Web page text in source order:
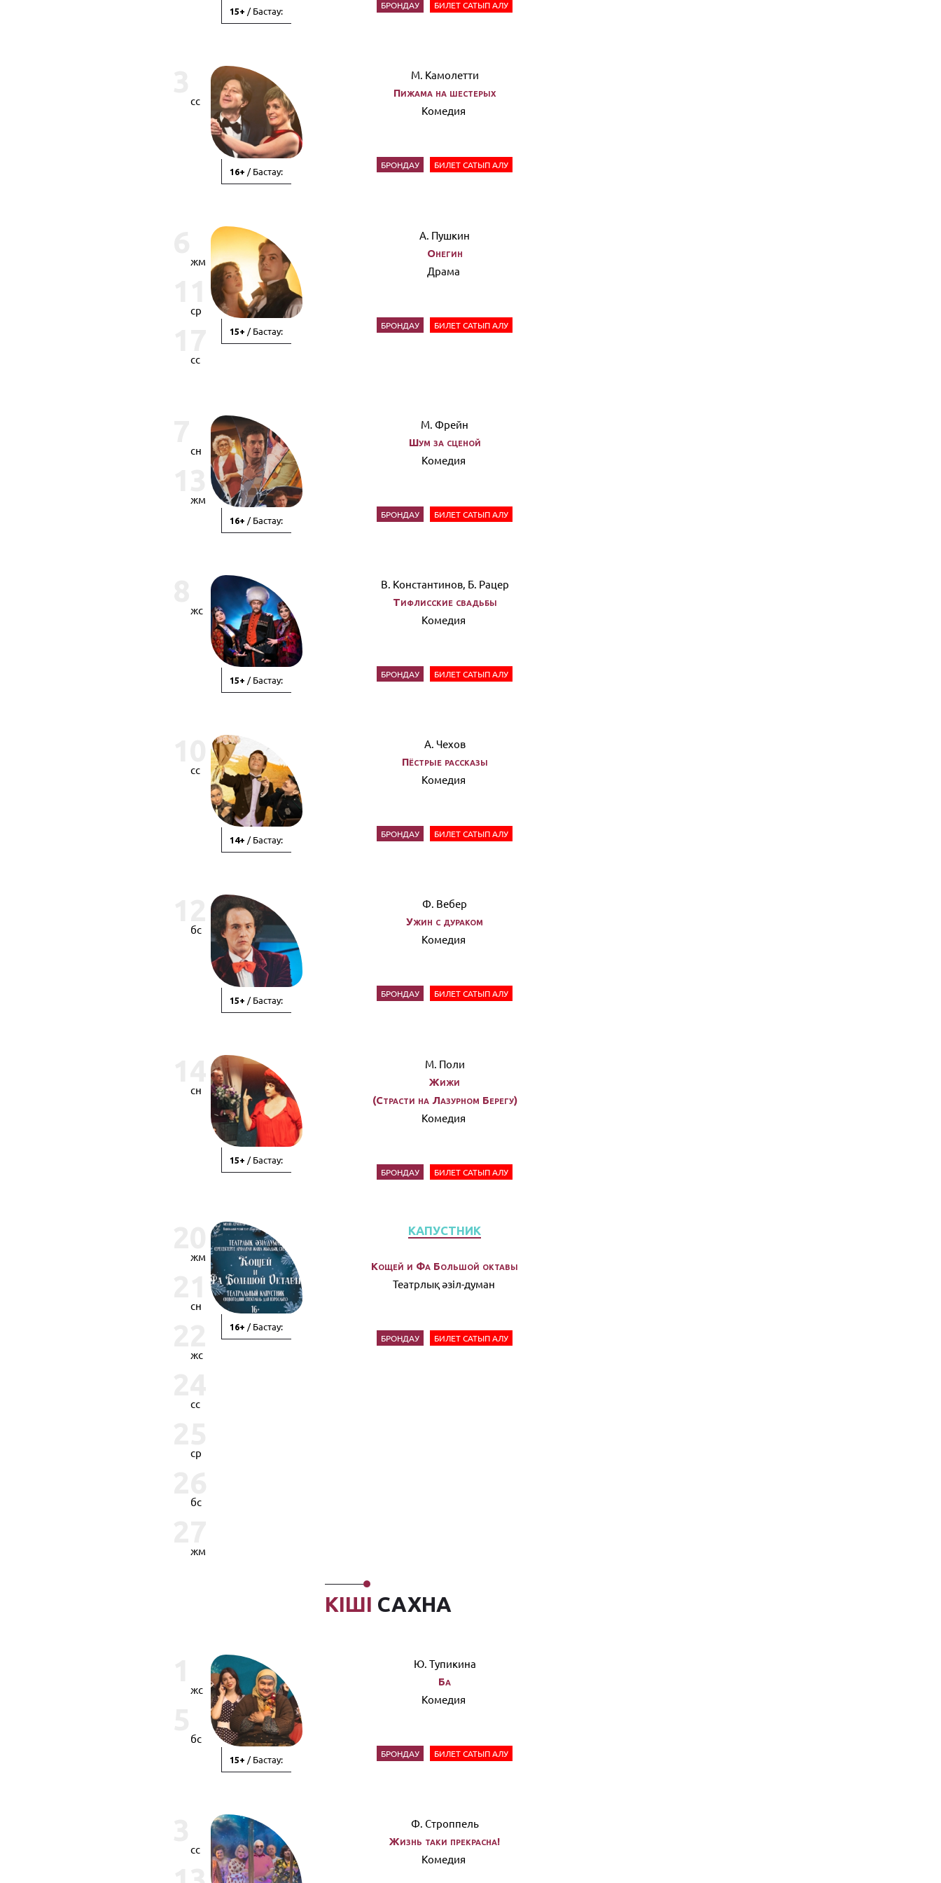
15+ / Бастау:
БРОНДАУ БИЛЕТ САТЫП АЛУ
сс
16+ / Бастау:
М. Камолетти
Пижама на шестерых
Комедия
БРОНДАУ БИЛЕТ САТЫП АЛУ
жм
ср
сс
15+ / Бастау:
А. Пушкин
Онегин
Драма
БРОНДАУ БИЛЕТ САТЫП АЛУ
сн
жм
16+ / Бастау:
М. Фрейн
Шум за сценой
Комедия
БРОНДАУ БИЛЕТ САТЫП АЛУ
жс
15+ / Бастау:
В. Константинов, Б. Рацер
Тифлисские свадьбы
Комедия
БРОНДАУ БИЛЕТ САТЫП АЛУ
сс
14+ / Бастау:
А. Чехов
Пёстрые рассказы
Комедия
БРОНДАУ БИЛЕТ САТЫП АЛУ
бс
15+ / Бастау:
Ф. Вебер
Ужин с дураком
Комедия
БРОНДАУ БИЛЕТ САТЫП АЛУ
сн
15+ / Бастау:
М. Поли
Жижи
(Страсти на Лазурном Берегу)
Комедия
БРОНДАУ БИЛЕТ САТЫП АЛУ
жм
сн
жс
сс
ср
бс
жм
16+ / Бастау:
КАПУСТНИК
Кощей и Фа Большой октавы
Театрлық әзiл-думан
БРОНДАУ БИЛЕТ САТЫП АЛУ
КІШІ САХНА
жс
бс
15+ / Бастау:
Ю. Тупикина
Ба
Комедия
БРОНДАУ БИЛЕТ САТЫП АЛУ
сс
Ф. Строппель
Жизнь таки прекрасна!
Комедия